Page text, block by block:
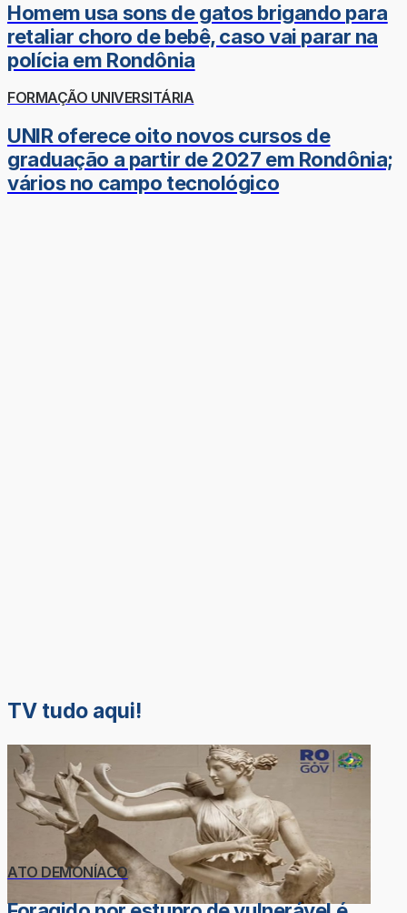
Homem usa sons de gatos brigando para
retaliar choro de bebê, caso vai parar na
polícia em Rondônia
FORMAÇÃO UNIVERSITÁRIA
UNIR oferece oito novos cursos de
graduação a partir de 2027 em Rondônia;
vários no campo tecnológico
TV tudo aqui!
ATO DEMONÍACO